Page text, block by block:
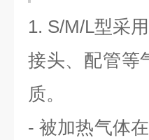
1. S/M/L型采
接头、配管等
质。
- 被加热气体